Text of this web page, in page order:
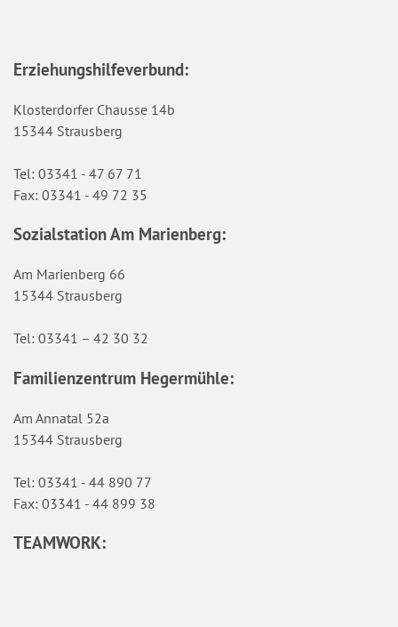
Erziehungshilfeverbund:
Klosterdorfer Chausse 14b
15344 Strausberg
Tel: 03341 - 47 67 71
Fax: 03341 - 49 72 35
Sozialstation Am Marienberg:
Am Marienberg 66
15344 Strausberg
Tel: 03341 – 42 30 32
Familienzentrum Hegermühle:
Am Annatal 52a
15344 Strausberg
Tel: 03341 - 44 890 77
Fax: 03341 - 44 899 38
TEAMWORK: